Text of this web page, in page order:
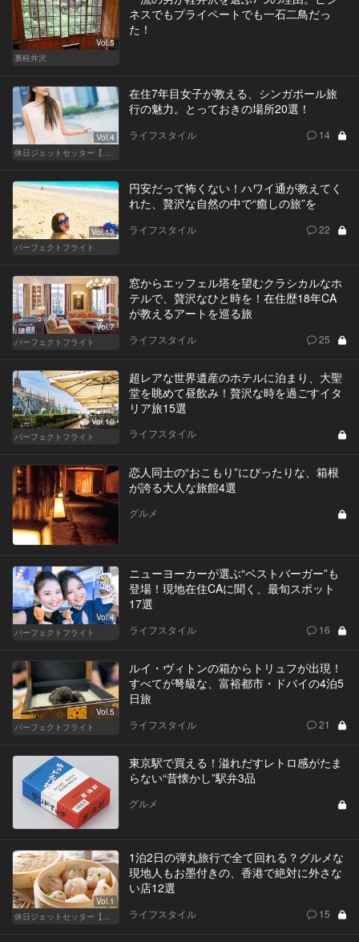
Vol.5
裏軽井沢
ネスでもプライペートでも一石二鳥だっ
た！
Vol.4
在住7年目女子が教える、シンガポール旅
行の魅力。とっておきの場所20選！
ライフスタイル 14
Vol.13
パーフェクトフライト
円安だって怖くない！ハワイ通が教えてく
れた、贅沢な自然の中で“癒しの旅”を
ライフスタイル 22
Vol.7
パーフェクトフライト
窓からエッフェル塔を望むクラシカルなホ
テルで、贅沢なひと時を！在住歴18年CA
が教えるアートを巡る旅
ライフスタイル 25
Vol.10
パーフェクトフライト
超レアな世界遺産のホテルに泊まり、大聖
堂を眺めて昼飲み！贅沢な時を過ごすイタ
リア旅15選
ライフスタイル
恋人同士の“おこもり”にぴったりな、箱根
が誇る大人な旅館4選
グルメ
Vol.4
パーフェクトフライト
ニューヨーカーが選ぶ“ベストバーガー”も
登場！現地在住CAに聞く、最旬スポット
17選
ライフスタイル 16
Vol.5
パーフェクトフライト
ルイ・ヴィトンの箱からトリュフが出現！
すべてが弩級な、富裕都市・ドバイの4泊5
日旅
ライフスタイル 21
東京駅で買える！溢れだすレトロ感がたま
らない“昔懐かし”駅弁3品
グルメ
Vol.1
1泊2日の弾丸旅行で全て回れる？グルメな
現地人もお墨付きの、香港で絶対に外さな
い店12選
ライフスタイル 15